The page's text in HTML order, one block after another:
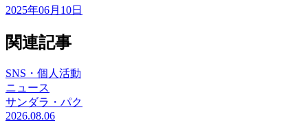
2025年06月10日
関連記事
SNS・個人活動
ニュース
サンダラ・パク
2026.08.06